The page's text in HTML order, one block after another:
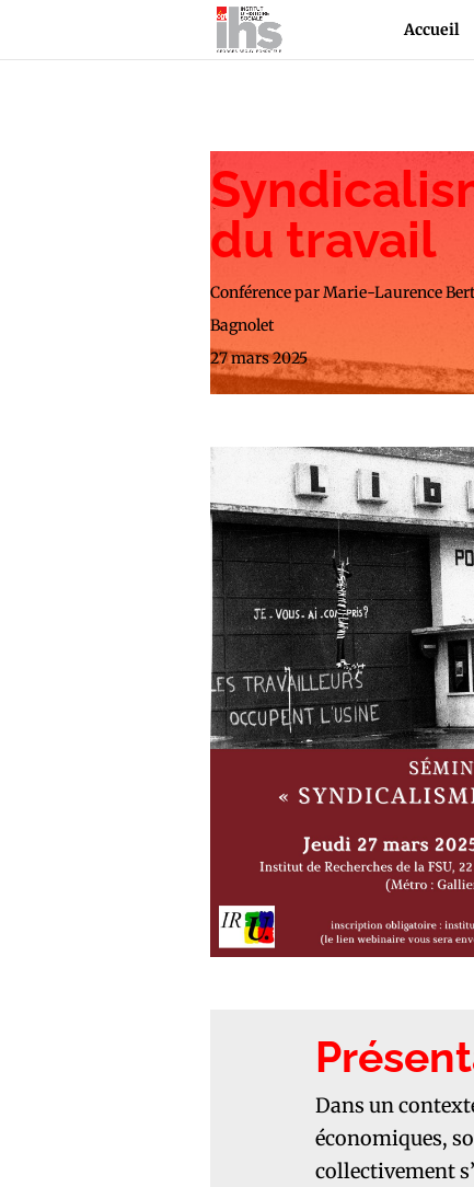
Accueil
du travail
Conférence par Marie-Laurence
Bagnolet
27 mars 2025
Dans un
économiques,
collectivement